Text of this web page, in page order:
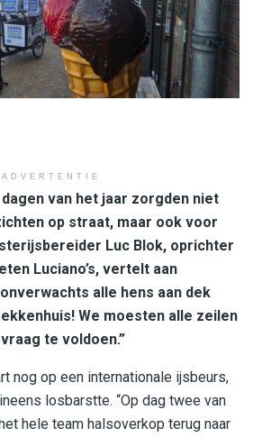
ADVERTENTIE
van het jaar zorgden niet
op straat, maar ook voor
Luc Blok, oprichter
Luciano’s, vertelt aan
alle hens aan dek
We moesten alle zeilen
te voldoen.”
nog op een internationale ijsbeurs,
losbarstte. “Op dag twee van
hele team halsoverkop terug naar